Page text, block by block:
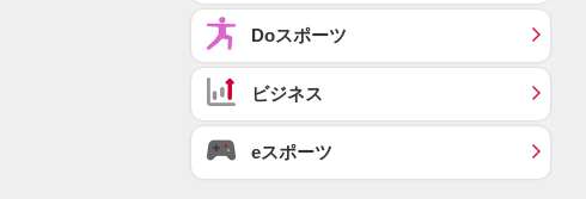
Doスポーツ
ビジネス
eスポーツ